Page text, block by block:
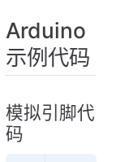
Arduino
示例代码
模拟引脚代
码